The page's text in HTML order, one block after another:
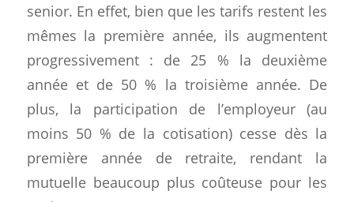
senior. En effet, bien que les tarifs restent les
mêmes la première année, ils augmentent
progressivement : de 25 % la deuxième
année et de 50 % la troisième année. De
plus, la participation de l’employeur (au
moins 50 % de la cotisation) cesse dès la
première année de retraite, rendant la
mutuelle beaucoup plus coûteuse pour les